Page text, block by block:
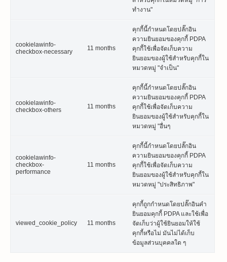
ทำงาน"
cookielawinfo-
checkbox-necessary
11 months
คุกกี้นี้กำหนดโดยปลั๊กอิน
ความยินยอมของคุกกี้ PDPA
คุกกี้ใช้เพื่อจัดเก็บความ
ยินยอมของผู้ใช้สำหรับคุกกี้ใน
หมวดหมู่ "จำเป็น"
cookielawinfo-
checkbox-others
11 months
คุกกี้นี้กำหนดโดยปลั๊กอิน
ความยินยอมของคุกกี้ PDPA
คุกกี้ใช้เพื่อจัดเก็บความ
ยินยอมของผู้ใช้สำหรับคุกกี้ใน
หมวดหมู่ "อื่นๆ
cookielawinfo-
checkbox-
performance
11 months
คุกกี้นี้กำหนดโดยปลั๊กอิน
ความยินยอมของคุกกี้ PDPA
คุกกี้ใช้เพื่อจัดเก็บความ
ยินยอมของผู้ใช้สำหรับคุกกี้ใน
หมวดหมู่ "ประสิทธิภาพ"
viewed_cookie_policy 11 months
คุกกี้ถูกกำหนดโดยปลั๊กอินคำ
ยินยอมคุกกี้ PDPA และใช้เพื่อ
จัดเก็บว่าผู้ใช้ยินยอมให้ใช้
คุกกี้หรือไม่ มันไม่ได้เก็บ
ข้อมูลส่วนบุคคลใด ๆ